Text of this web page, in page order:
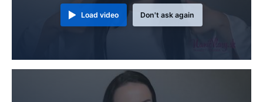
Load video Don't ask again